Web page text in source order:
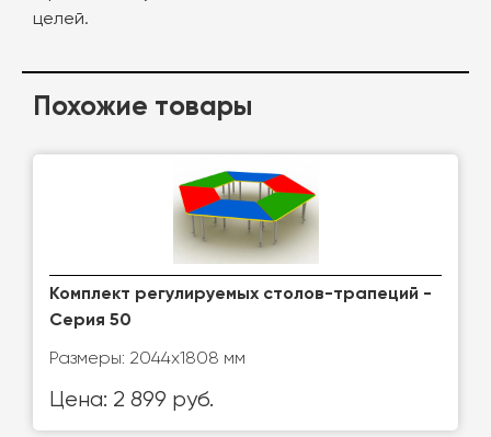
целей.
Похожие товары
Комплект регулируемых столов-трапеций -
Серия 50
Размеры: 2044х1808 мм
Цена: 2 899 руб.